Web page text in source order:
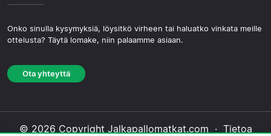
Onko sinulla kysymyksiä, löysitkö virheen tai haluatko vinkata meille
ottelusta? Täytä lomake, niin palaamme asiaan.
Ota yhteyttä
© 2026 Copyright Jalkapallomatkat.com · Tietoa